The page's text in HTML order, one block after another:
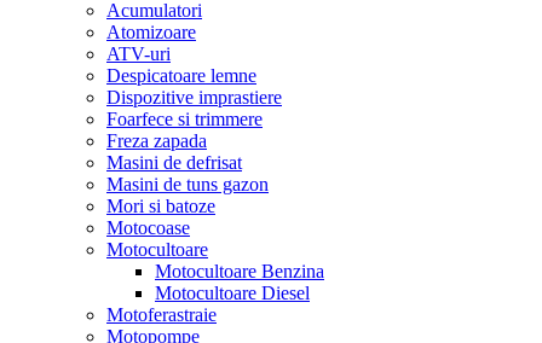
Acumulatori
Atomizoare
ATV-uri
Despicatoare lemne
Dispozitive imprastiere
Foarfece si trimmere
Freza zapada
Masini de defrisat
Masini de tuns gazon
Mori si batoze
Motocoase
Motocultoare
Motocultoare Benzina
Motocultoare Diesel
Motoferastraie
Motopompe